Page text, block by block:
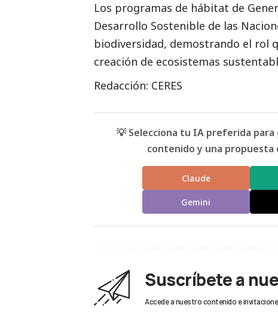
Los programas de hábitat de
Desarrollo Sostenible de las
biodiversidad, demostrando el rol
creación de ecosistemas
Redacción: CERES
💡 Selecciona tu IA preferida
contenido y una propuesta
Claude
Gemini
Suscríbete a
Accede a nuestro contenido e